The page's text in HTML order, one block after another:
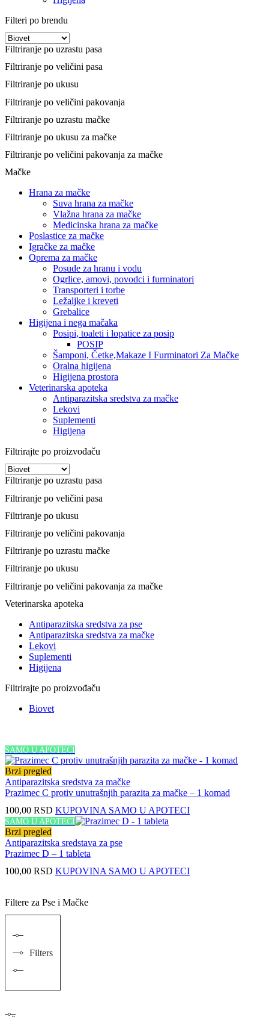
Filteri po brendu
Filtriranje po uzrastu pasa
Filtriranje po veličini pasa
Filtriranje po ukusu
Filtriranje po veličini pakovanja
Filtriranje po uzrastu mačke
Filtriranje po ukusu za mačke
Filtriranje po veličini pakovanja za mačke
Mačke
Hrana za mačke
Suva hrana za mačke
Vlažna hrana za mačke
Medicinska hrana za mačke
Poslastice za mačke
Igračke za mačke
Oprema za mačke
Posude za hranu i vodu
Ogrlice, amovi, povodci i furminatori
Transporteri i torbe
Ležaljke i kreveti
Grebalice
Higijena i nega mačaka
Posipi, toaleti i lopatice za posip
POSIP
Šamponi, Četke,Makaze I Furminatori Za Mačke
Oralna higijena
Higijena prostora
Veterinarska apoteka
Antiparazitska sredstva za mačke
Lekovi
Suplementi
Higijena
Filtrirajte po proizvođaču
Filtriranje po uzrastu pasa
Filtriranje po veličini pasa
Filtriranje po ukusu
Filtriranje po veličini pakovanja
Filtriranje po uzrastu mačke
Filtriranje po ukusu
Filtriranje po veličini pakovanja za mačke
Veterinarska apoteka
Antiparazitska sredstva za pse
Antiparazitska sredstva za mačke
Lekovi
Suplementi
Higijena
Filtrirajte po proizvođaču
Biovet
SAMO U APOTECI
Brzi pregled
Antiparazitska sredstva za mačke
Prazimec C protiv unutrašnjih parazita za mačke – 1 komad
100,00 RSD KUPOVINA SAMO U APOTECI
SAMO U APOTECI
Brzi pregled
Antiparazitska sredstava za pse
Prazimec D – 1 tableta
100,00 RSD KUPOVINA SAMO U APOTECI
Filtere za Pse i Mačke
Filters